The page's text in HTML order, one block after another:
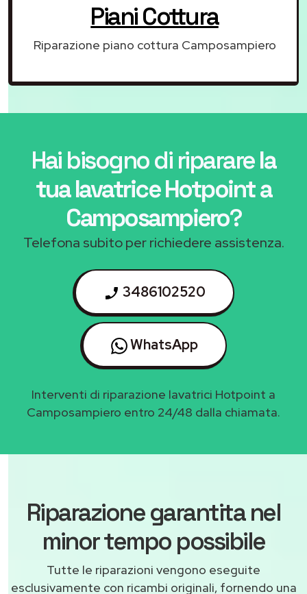
Piani Cottura
Riparazione piano cottura Camposampiero
Hai bisogno di ripararela
tua lavatrice Hotpoint a
Camposampiero?
Telefona subito per richiedere assistenza.
3486102520
WhatsApp
Interventi di riparazione lavatrici Hotpoint a
Camposampiero entro 24/48 dalla chiamata.
Riparazione garantita nel
minor tempo possibile
Tutte le riparazioni vengono eseguite
esclusivamente con ricambi originali, fornendo una